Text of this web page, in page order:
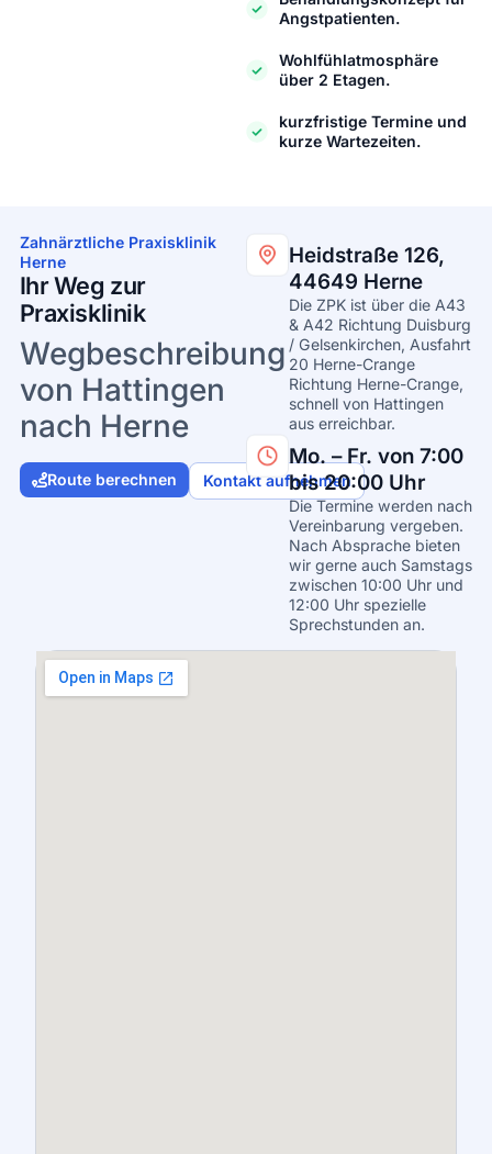
Angstpatienten.
Wohlfühlatmosphäre
über 2 Etagen.
kurzfristige Termine und
kurze Wartezeiten.
Zahnärztliche Praxisklinik
Herne
Ihr Weg zur
Praxisklinik
Wegbeschreibung
von Hattingen
nach Herne
Route berechnen Kontakt aufnehmen
Heidstraße 126,
44649 Herne
Die ZPK ist über die A43
& A42 Richtung Duisburg
/ Gelsenkirchen, Ausfahrt
20 Herne-Crange
Richtung Herne-Crange,
schnell von Hattingen
aus erreichbar.
Mo. – Fr. von 7:00
bis 20:00 Uhr
Die Termine werden nach
Vereinbarung vergeben.
Nach Absprache bieten
wir gerne auch Samstags
zwischen 10:00 Uhr und
12:00 Uhr spezielle
Sprechstunden an.